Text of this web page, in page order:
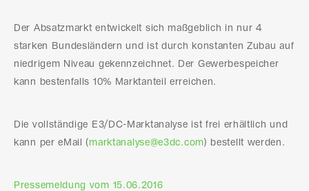
Der Absatzmarkt entwickelt sich maßgeblich in nur 4
starken Bundesländern und ist durch konstanten Zubau auf
niedrigem Niveau gekennzeichnet. Der Gewerbespeicher
kann bestenfalls 10% Marktanteil erreichen.
Die vollständige E3/DC-Marktanalyse ist frei erhältlich und
kann per eMail ( marktanalyse@e3dc.com) bestellt werden.
Pressemeldung vom 15.06.2016